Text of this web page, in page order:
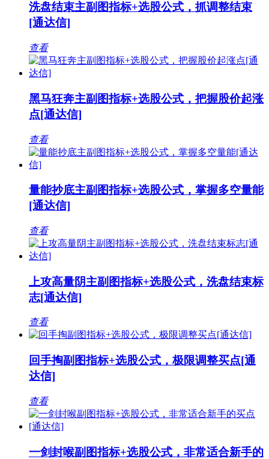
洗盘结束主副图指标+选股公式，抓调整结束
[通达信]
查看
黑马狂奔主副图指标+选股公式，把握股价起涨
点[通达信]
查看
量能抄底主副图指标+选股公式，掌握多空量能
[通达信]
查看
上攻高量阴主副图指标+选股公式，洗盘结束标
志[通达信]
查看
回手掏副图指标+选股公式，极限调整买点[通
达信]
查看
一剑封喉副图指标+选股公式，非常适合新手的